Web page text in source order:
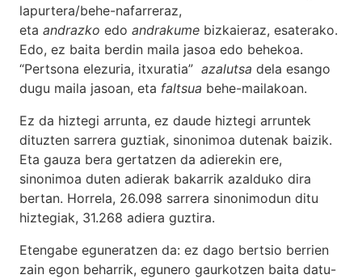
lapurtera/behe-nafarreraz,
eta andrazko edo andrakume bizkaieraz, esaterako.
Edo, ez baita berdin maila jasoa edo behekoa.
“Pertsona elezuria, itxuratia” azalutsa dela esango
dugu maila jasoan, eta faltsua behe-mailakoan.
Ez da hiztegi arrunta, ez daude hiztegi arruntek
dituzten sarrera guztiak, sinonimoa dutenak baizik.
Eta gauza bera gertatzen da adierekin ere,
sinonimoa duten adierak bakarrik azalduko dira
bertan. Horrela, 26.098 sarrera sinonimodun ditu
hiztegiak, 31.268 adiera guztira.
Etengabe eguneratzen da: ez dago bertsio berrien
zain egon beharrik, egunero gaurkotzen baita datu-